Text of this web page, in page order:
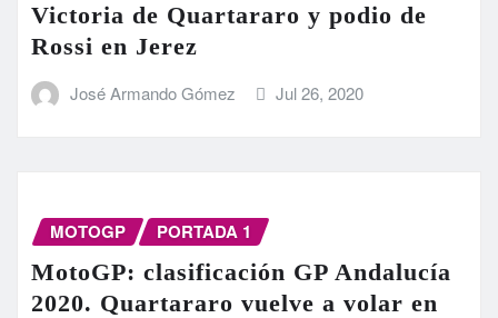
Victoria de Quartararo y podio de
Rossi en Jerez
José Armando Gómez Jul 26, 2020
MOTOGP PORTADA 1
MotoGP: clasificación GP Andalucía
2020. Quartararo vuelve a volar en